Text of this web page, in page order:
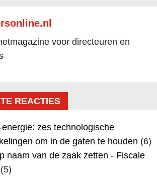
voor directeuren en
REACTIES
zes technologische
om in de gaten te houden (6)
naam van de zaak zetten - Fiscale